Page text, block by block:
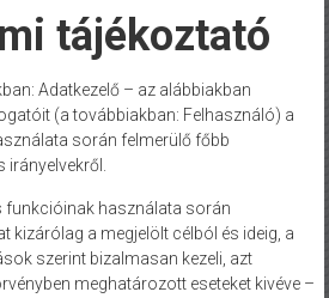
tájékoztató
Adatkezelő – az alábbiakban
(a továbbiakban: Felhasználó) a
során felmerülő főbb
funkcióinak használata során
kizárólag a megjelölt célból és ideig, a
szerint bizalmasan kezeli, azt
meghatározott eseteket kivéve –